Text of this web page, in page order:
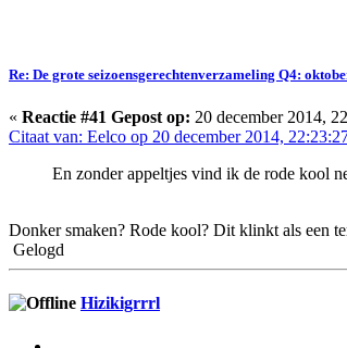
Re: De grote seizoensgerechtenverzameling Q4:
« Reactie #41 Gepost op: 20 december 2014,
Citaat van: Eelco op 20 december 2014,
En zonder appeltjes vind ik de rode kool
Donker smaken? Rode kool? Dit klinkt als een
Gelogd
Hizikigrrrl